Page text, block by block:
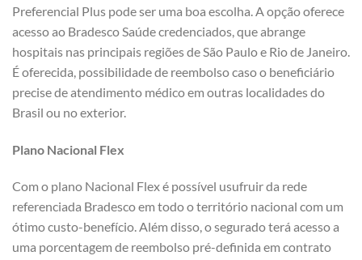
Preferencial Plus pode ser uma boa escolha. A opção oferece
acesso ao Bradesco Saúde credenciados, que abrange
hospitais nas principais regiões de São Paulo e Rio de Janeiro.
É oferecida, possibilidade de reembolso caso o beneficiário
precise de atendimento médico em outras localidades do
Brasil ou no exterior.
Plano Nacional Flex
Com o plano Nacional Flex é possível usufruir da rede
referenciada Bradesco em todo o território nacional com um
ótimo custo-benefício. Além disso, o segurado terá acesso a
uma porcentagem de reembolso pré-definida em contrato